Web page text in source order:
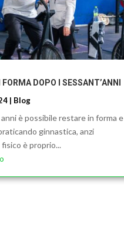
FORMA DOPO I SESSANT’ANNI
| Blog
è possibile restare in forma e
ginnastica, anzi
è proprio...